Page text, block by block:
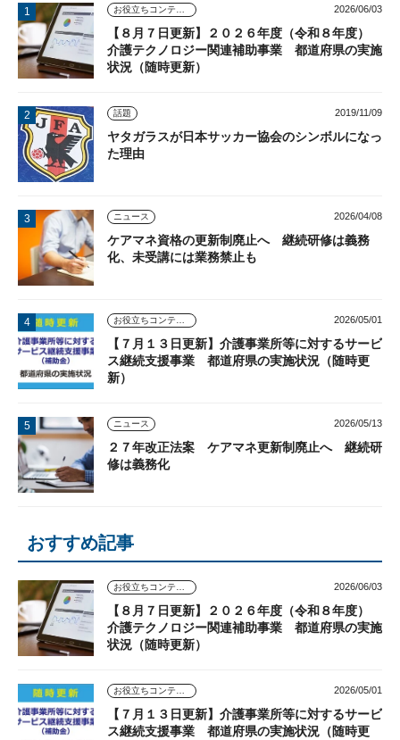
お役立ちコンテンツ 2026/06/03
【８月７日更新】２０２６年度（令和８年度）
介護テクノロジー関連補助事業 都道府県の実施
状況（随時更新）
話題 2019/11/09
ヤタガラスが日本サッカー協会のシンボルになっ
た理由
ニュース 2026/04/08
ケアマネ資格の更新制廃止へ 継続研修は義務
化、未受講には業務禁止も
お役立ちコンテンツ 2026/05/01
【７月１３日更新】介護事業所等に対するサービ
ス継続支援事業 都道府県の実施状況（随時更
新）
ニュース 2026/05/13
２７年改正法案 ケアマネ更新制廃止へ 継続研
修は義務化
おすすめ記事
お役立ちコンテンツ 2026/06/03
【８月７日更新】２０２６年度（令和８年度）
介護テクノロジー関連補助事業 都道府県の実施
状況（随時更新）
お役立ちコンテンツ 2026/05/01
【７月１３日更新】介護事業所等に対するサービ
ス継続支援事業 都道府県の実施状況（随時更